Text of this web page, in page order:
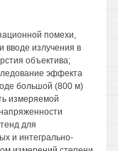
помехи,
вводе излучения в
объектива;
эффекта
большой (800 м)
измеряемой
для
и интегрально-